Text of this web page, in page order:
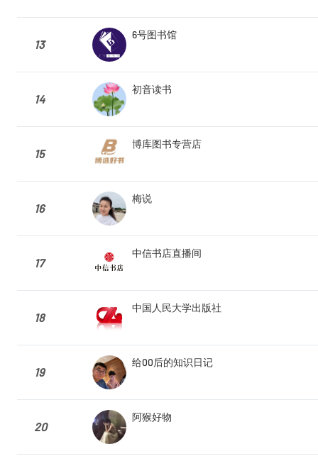
13
6号图书馆
14
初音读书
15
博库图书专营店
16
梅说
17
中信书店直播间
18
中国人民大学出版社
19
给00后的知识日记
20
阿猴好物